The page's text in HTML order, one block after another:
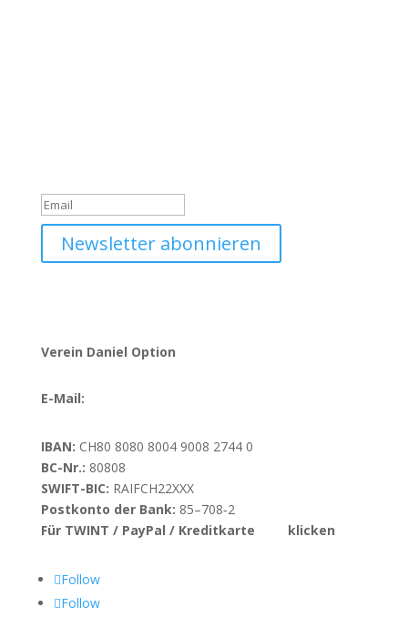
Newsletter abonnieren
Verein Daniel Option
E-Mail:
IBAN: CH80 8080 8004 9008 2744 0
BC-Nr.: 80808
SWIFT-BIC: RAIFCH22XXX
Postkonto der Bank: 85–708‑2
Für TWINT / PayPal / Kreditkarte
klicken
Follow
Follow